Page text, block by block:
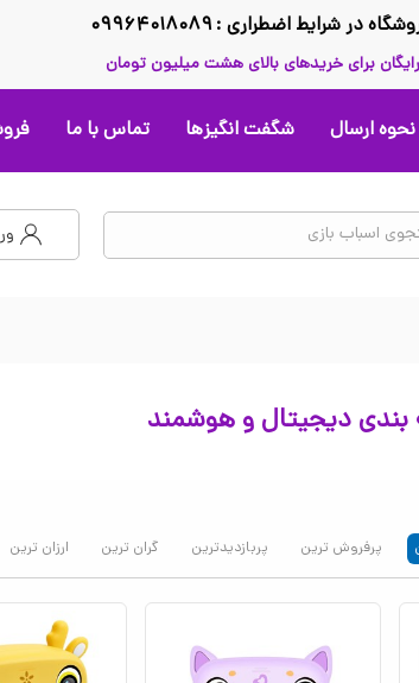
در شرایط اضطراری : ۰۹۹۶۴۰۱۸۰۸۹
برای خریدهای بالای هشت میلیون تومان
نحوه ارسال شگفت انگیزها تماس با ما
دیجیتال و هوشمند
پرفروش ترین پربازدیدترین گران ترین ارزان ترین